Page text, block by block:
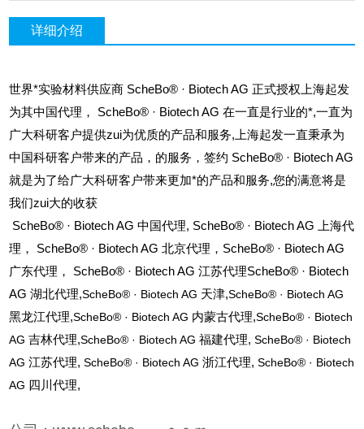
详细介绍
世界*实验材料供应商 ScheBo® · Biotech AG 正式授权上海起发
为其中国代理， ScheBo® · Biotech AG 在一直是行业的*,一直为
广大科研客户提供zui为优质的产品和服务,上海起发一直秉承为
中国科研客户带来的产品，的服务，签约 ScheBo® · Biotech AG
就是为了给广大科研客户带来更加*的产品和服务,您的满意将是
我们zui大的收获
ScheBo® · Biotech AG 中国代理, ScheBo® · Biotech AG 上海代
理， ScheBo® · Biotech AG 北京代理，ScheBo® · Biotech AG
广东代理， ScheBo® · Biotech AG 江苏代理ScheBo® · Biotech
AG 湖北代理,ScheBo® · Biotech AG 天津,ScheBo® · Biotech AG
黑龙江代理,ScheBo® · Biotech AG 内蒙古代理,ScheBo® · Biotech
AG吉林代理,ScheBo® · Biotech AG福建代理,ScheBo® · Biotech
AG江苏代理,ScheBo® · Biotech AG浙江代理,ScheBo® · Biotech
AG 四川代理,